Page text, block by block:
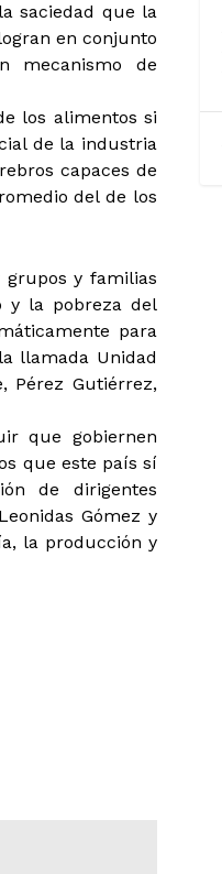
saciedad que la
en conjunto
mecanismo de
los alimentos si
de la industria
capaces de
del de los
grupos y familias
y la pobreza del
para
llamada Unidad
Pérez Gutiérrez,
que gobiernen
que este país sí
de dirigentes
Gómez y
la producción y